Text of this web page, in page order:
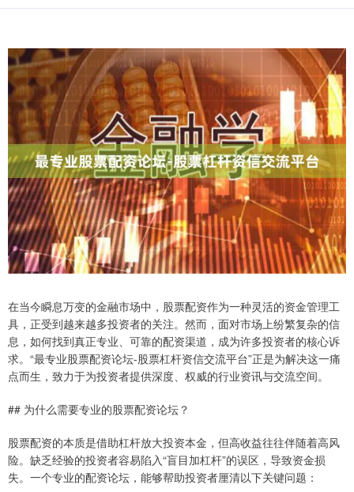
在当今瞬息万变的金融市场中，股票配资作为一种灵活的资金管理工
具，正受到越来越多投资者的关注。然而，面对市场上纷繁复杂的信
息，如何找到真正专业、可靠的配资渠道，成为许多投资者的核心诉
求。“最专业股票配资论坛-股票杠杆资信交流平台”正是为解决这一痛
点而生，致力于为投资者提供深度、权威的行业资讯与交流空间。
## 为什么需要专业的股票配资论坛？
股票配资的本质是借助杠杆放大投资本金，但高收益往往伴随着高风
险。缺乏经验的投资者容易陷入“盲目加杠杆”的误区，导致资金损
失。一个专业的配资论坛，能够帮助投资者厘清以下关键问题：